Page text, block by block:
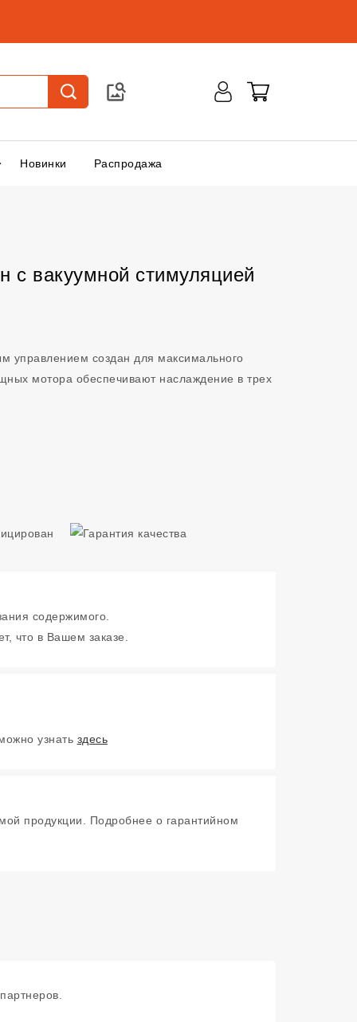
Новинки Распродажа
с вакуумной стимуляцией
управлением создан для максимального
мотора обеспечивают наслаждение в трех
содержимого.
что в Вашем заказе.
узнать здесь
продукции. Подробнее о гарантийном